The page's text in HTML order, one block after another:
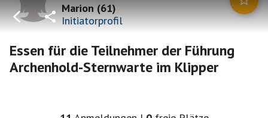
Marion(61)
Initiatorprofil
Essen für die Teilnehmer der Führung
Archenhold-Sternwarte im Klipper